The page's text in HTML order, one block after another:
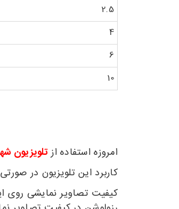
2.5
4
6
10
امروزه استفاده ازتلویزیون‌
کاربرد این تلویزیون در
کیفیت تصاویر نمایشی روی